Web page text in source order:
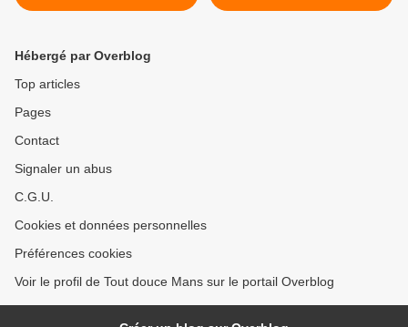
Hébergé par Overblog
Top articles
Pages
Contact
Signaler un abus
C.G.U.
Cookies et données personnelles
Préférences cookies
Voir le profil de Tout douce Mans sur le portail Overblog